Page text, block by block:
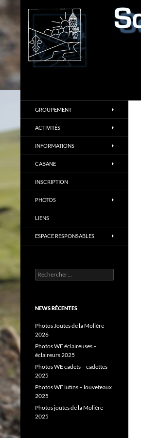
Aller
au
contenu
GROUPEMENT
ACTIVITÉS
INFORMATIONS
CABANE
INSCRIPTION
PHOTOS
LIENS
ESPACE RESPONSABLES
Rechercher :
NEWS RÉCENTES
Photos Joutes de la Molière
2026
Photos WE éclaireuses –
éclaireurs 2025
Photos WE cadets – cadettes
2025
Photos WE lutins – louveteaux
2025
Photos joutes de la Molière
2025